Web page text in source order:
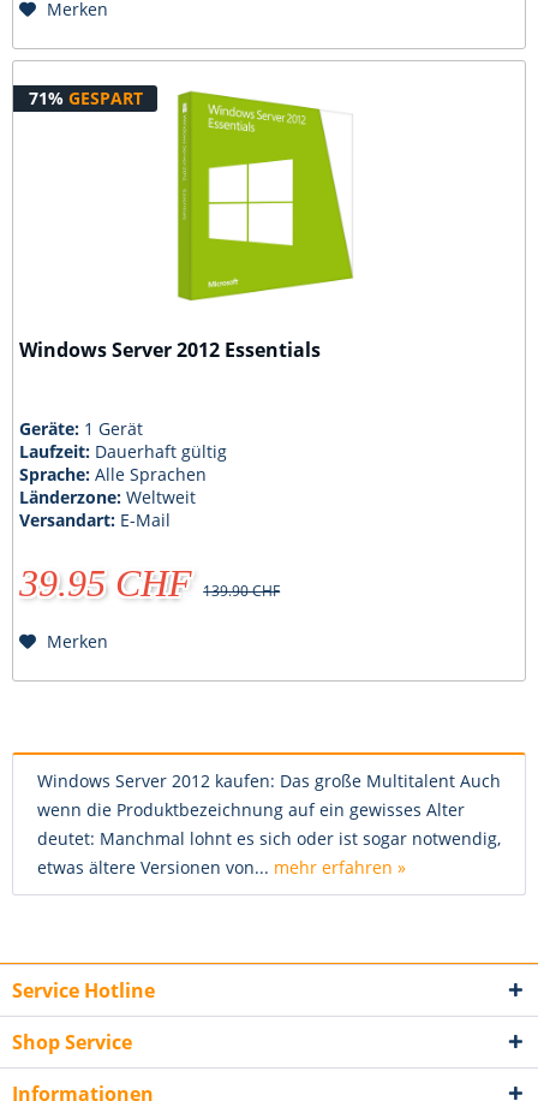
Merken
71% GESPART
Windows Server 2012 Essentials
Geräte: 1 Gerät
Laufzeit: Dauerhaft gültig
Sprache:Alle Sprachen
Länderzone:Weltweit
Versandart: E-Mail
39.95 CHF 139.90 CHF
Merken
Windows Server 2012 kaufen: Das große Multitalent Auch
wenn die Produktbezeichnung auf ein gewisses Alter
deutet: Manchmal lohnt es sich oder ist sogar notwendig,
etwas ältere Versionen von... mehr erfahren »
Service Hotline
Shop Service
Informationen